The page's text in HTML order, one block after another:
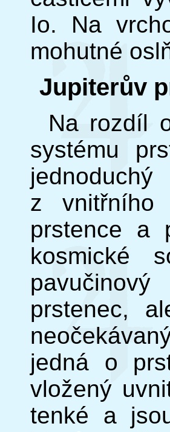
Io. Na
mohutné
Jupiterův
Na rozdíl
systému
z vnitřního
prstence a
kosmické
prstenec,
jedná o
vložený
tenké a